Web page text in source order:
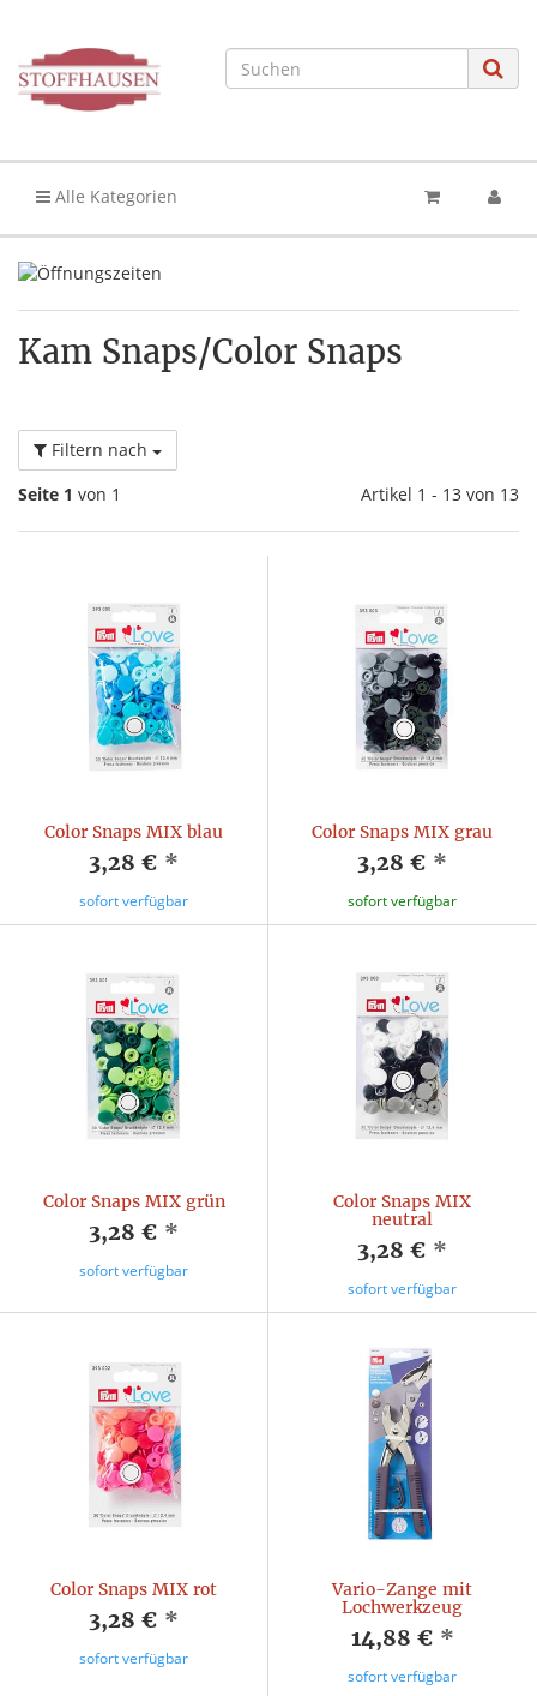
Alle Kategorien
Kam Snaps/Color Snaps
Filtern nach
Seite 1 von 1 Artikel 1 - 13 von 13
Color Snaps MIX blau
3,28 € *
sofort verfügbar
Color Snaps MIX grau
3,28 € *
sofort verfügbar
Color Snaps MIX grün
3,28 € *
sofort verfügbar
Color Snaps MIX
neutral
3,28 € *
sofort verfügbar
Color Snaps MIX rot
3,28 € *
sofort verfügbar
Vario-Zange mit
Lochwerkzeug
14,88 € *
sofort verfügbar